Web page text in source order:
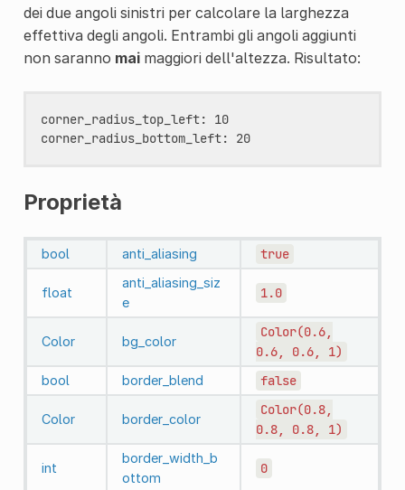
dei due angoli sinistri per calcolare la larghezza
effettiva degli angoli. Entrambi gli angoli aggiunti
non saranno maimaggiori dell'altezza. Risultato:
corner_radius_top_left: 10
corner_radius_bottom_left: 20
Proprietà
bool anti_aliasing true
float
anti_aliasing_siz
e
1.0
Color bg_color
Color(0.6,
0.6,
0.6, 1)
bool border_blend false
Color border_color
Color(0.8,
0.8,
0.8, 1)
int
border_width_b
ottom
0